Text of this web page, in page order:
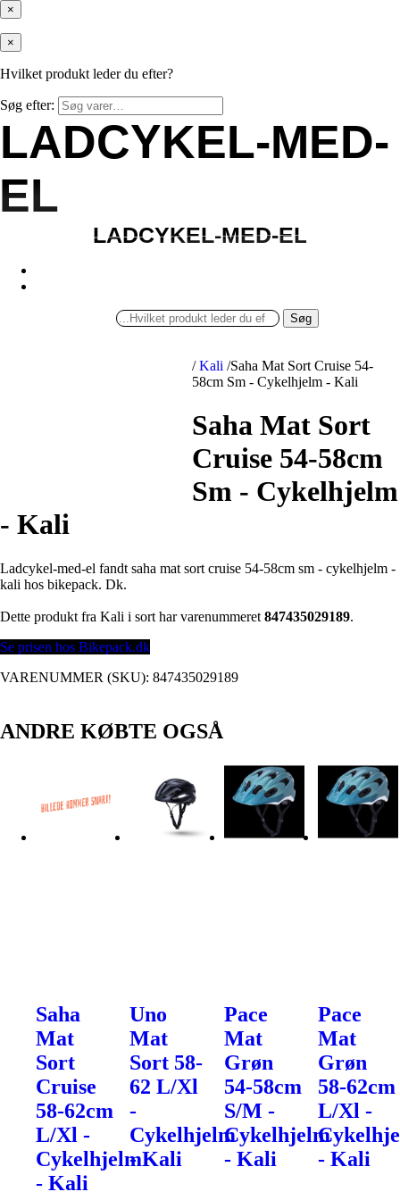
×
×
Hvilket produkt leder du efter?
Søg efter:
LADCYKEL-MED-
EL
MED-
LADCYKEL-MED-EL
LADCYKEL-MED-EL
Søg
/ Kali /Saha Mat Sort Cruise 54-
58cm Sm - Cykelhjelm - Kali
Saha Mat Sort
Cruise 54-58cm
Sm - Cykelhjelm
- Kali
Ladcykel-med-el fandt saha mat sort cruise 54-58cm sm - cykelhjelm -
kali hos bikepack. Dk.
Dette produkt fra Kali i sort har varenummeret 847435029189.
Se prisen hos Bikepack.dk
VARENUMMER (SKU): 847435029189
ANDRE KØBTE OGSÅ
Saha
Mat
Sort
Cruise
58-62cm
L/Xl -
Cykelhjelm
- Kali
Uno
Mat
Sort 58-
62 L/Xl
-
Cykelhjelm
- Kali
Pace
Mat
Grøn
54-58cm
S/M -
Cykelhjelm
- Kali
Pace
Mat
Grøn
58-62cm
L/Xl -
- Kali